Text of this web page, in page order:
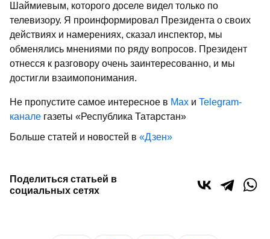
Шаймиевым, которого доселе видел только по
телевизору. Я проинформировал Президента о своих
действиях и намерениях, сказал инспектор, мы
обменялись мнениями по ряду вопросов. Президент
отнесся к разговору очень заинтересованно, и мы
достигли взаимопонимания.
Не пропустите самое интересное в Max и Telegram-
канале газеты «Республика Татарстан»
Больше статей и новостей в «Дзен»
Поделиться статьей в
социальных сетях